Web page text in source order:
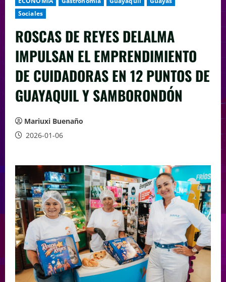
Sociales
ROSCAS DE REYES DELALMA
IMPULSAN EL EMPRENDIMIENTO
DE CUIDADORAS EN 12 PUNTOS DE
GUAYAQUIL Y SAMBORONDÓN
Mariuxi Buenaño
2026-01-06